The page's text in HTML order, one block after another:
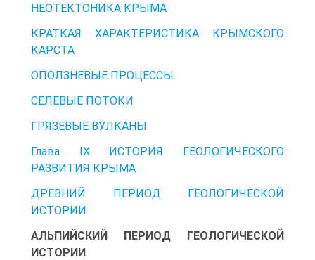
НЕОТЕКТОНИКА КРЫМА
КРАТКАЯ ХАРАКТЕРИСТИКА КРЫМСКОГО
КАРСТА
ОПОЛЗНЕВЫЕ ПРОЦЕССЫ
СЕЛЕВЫЕ ПОТОКИ
ГРЯЗЕВЫЕ ВУЛКАНЫ
Глава IX ИСТОРИЯ ГЕОЛОГИЧЕСКОГО
РАЗВИТИЯ КРЫМА
ДРЕВНИЙ ПЕРИОД ГЕОЛОГИЧЕСКОЙ
ИСТОРИИ
АЛЬПИЙСКИЙ ПЕРИОД ГЕОЛОГИЧЕСКОЙ
ИСТОРИИ